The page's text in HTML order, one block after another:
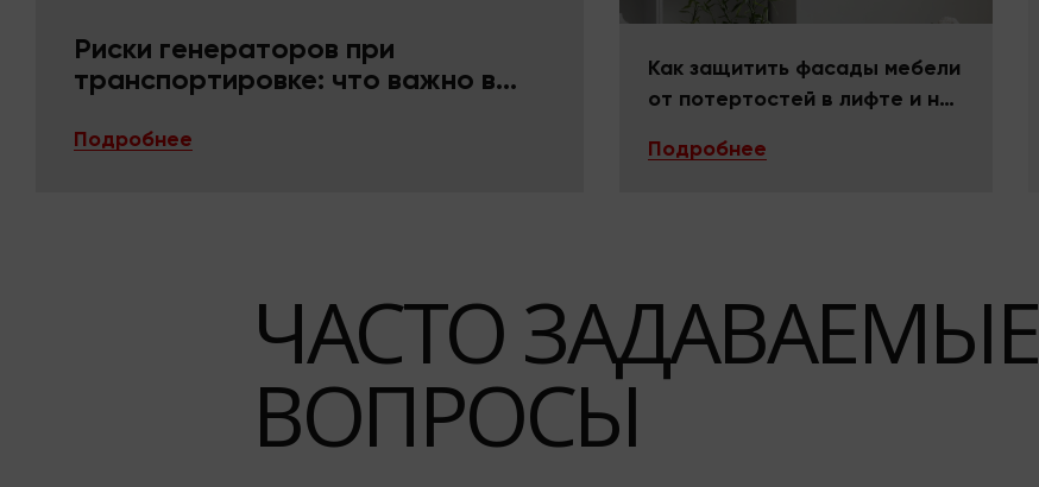
Риски генераторов при
транспортировке: что важно в
Подробнее
Как защитить фасады мебели
от потертостей в лифте и на
Подробнее
ЧАСТО ЗАДАВАЕМЫЕ
ВОПРОСЫ